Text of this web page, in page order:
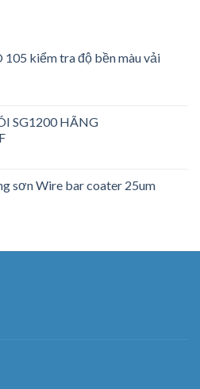
105 kiểm tra độ bền màu vải
SG1200 HÃNG
sơn Wire bar coater 25um